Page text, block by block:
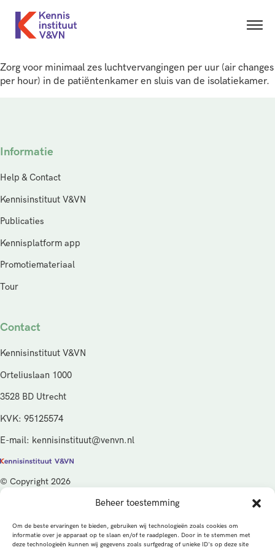
Beheer toestemming
Om de beste ervaringen te bieden, gebruiken wij technologieën zoals cookies om
informatie over je apparaat op te slaan en/of te raadplegen. Door in te stemmen met
deze technologieën kunnen wij gegevens zoals surfgedrag of unieke ID's op deze site
Zorg voor minimaal zes luchtvervangingen per uur (air changes
per hour) in de patiëntenkamer en sluis van de isolatiekamer.
Informatie
Help & Contact
Kennisinstituut V&VN
Publicaties
Kennisplatform app
Promotiemateriaal
Tour
Contact
Kennisinstituut V&VN
Orteliuslaan 1000
3528 BD Utrecht
KVK: 95125574
E-mail: kennisinstituut@venvn.nl
© Copyright 2026
De activiteiten van het Kennisinstituut V&VN worden gefinancierd
vanuit de kwaliteitsgelden van het ministerie van Volksgezondheid,
Welzijn en Sport (VWS), beheerd door ZonMw.